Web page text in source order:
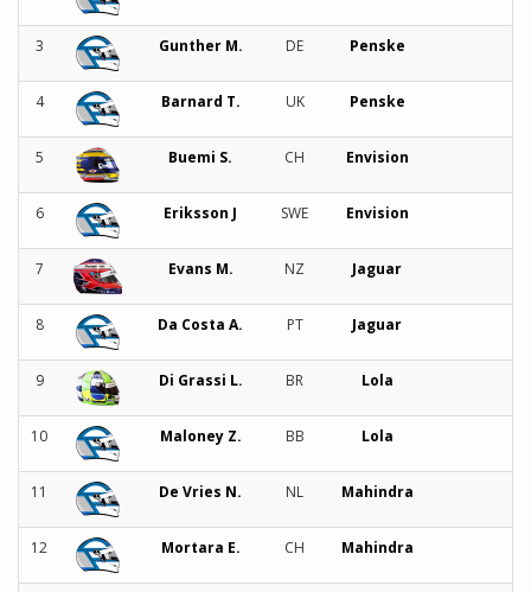
3 Gunther M. DE Penske
4 Barnard T. UK Penske
5 Buemi S. CH Envision
6 Eriksson J SWE Envision
7 Evans M. NZ Jaguar
8 Da Costa A. PT Jaguar
9 Di Grassi L. BR Lola
10 Maloney Z. BB Lola
11 De Vries N. NL Mahindra
12 Mortara E. CH Mahindra